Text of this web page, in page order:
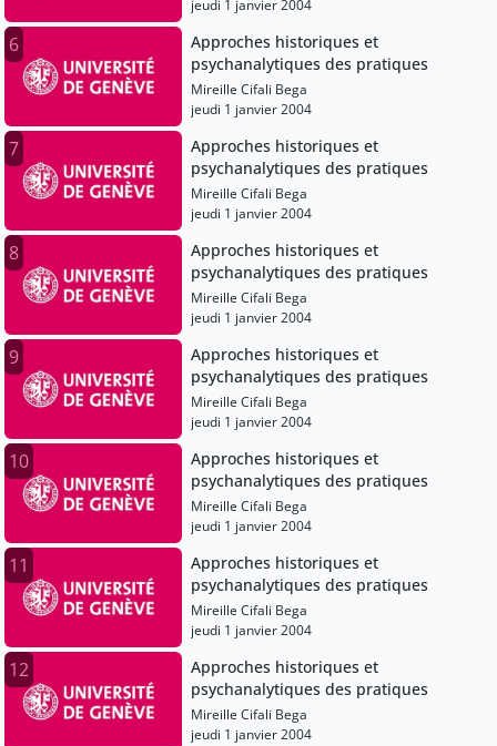
jeudi 1 janvier 2004
6
Approches historiques et
psychanalytiques des pratiques
Mireille Cifali Bega
jeudi 1 janvier 2004
7
Approches historiques et
psychanalytiques des pratiques
Mireille Cifali Bega
jeudi 1 janvier 2004
8
Approches historiques et
psychanalytiques des pratiques
Mireille Cifali Bega
jeudi 1 janvier 2004
9
Approches historiques et
psychanalytiques des pratiques
Mireille Cifali Bega
jeudi 1 janvier 2004
10
Approches historiques et
psychanalytiques des pratiques
Mireille Cifali Bega
jeudi 1 janvier 2004
11
Approches historiques et
psychanalytiques des pratiques
Mireille Cifali Bega
jeudi 1 janvier 2004
12
Approches historiques et
psychanalytiques des pratiques
Mireille Cifali Bega
jeudi 1 janvier 2004